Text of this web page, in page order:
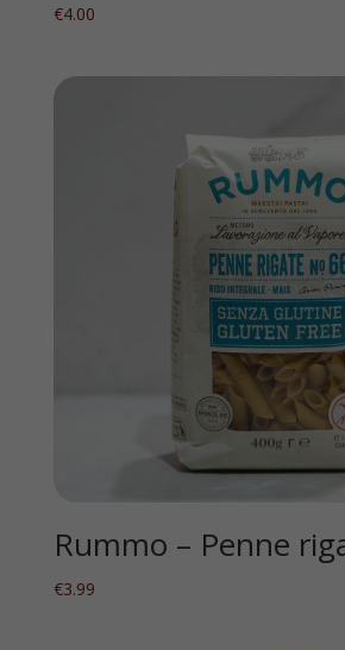
€4.00
Rummo – Penne
€3.99